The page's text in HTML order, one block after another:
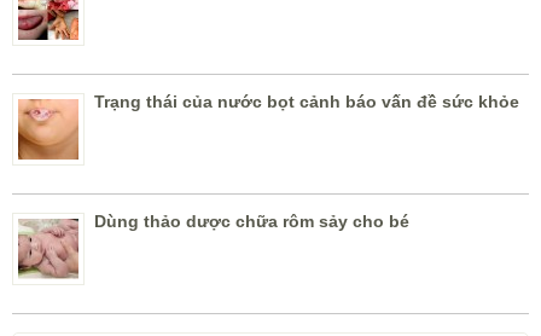
Trạng thái của nước bọt cảnh báo vấn đề sức khỏe
Dùng thảo dược chữa rôm sảy cho bé